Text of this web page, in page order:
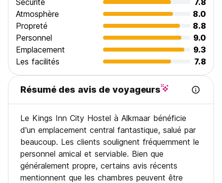
Sécurité
7.8
Atmosphère
8.0
Propreté
8.8
Personnel
9.0
Emplacement
9.3
Les facilités
7.8
Résumé des avis de voyageurs
Le Kings Inn City Hostel à Alkmaar bénéficie
d'un emplacement central fantastique, salué par
beaucoup. Les clients soulignent fréquemment le
personnel amical et serviable. Bien que
généralement propre, certains avis récents
mentionnent que les chambres peuvent être